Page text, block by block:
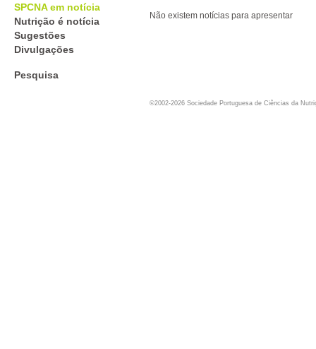
SPCNA em notícia
Nutrição é notícia
Sugestões
Divulgações
Pesquisa
Não existem notícias para apresentar
©2002-2026 Sociedade Portuguesa de Ciências da